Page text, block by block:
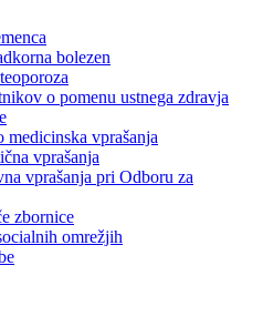
bolezen
o pomenu ustnega zdravja
medicinska vprašanja
vprašanja
vprašanja pri Odboru za
zbornice
omrežjih